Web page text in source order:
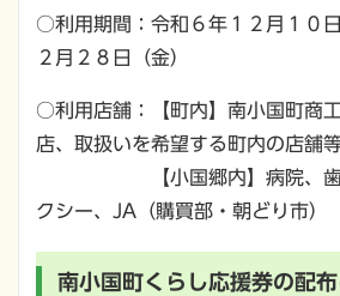
○利用期間：令和６年１２月１０
２月２８日（金）
○利用店舗：【町内】南小国町商
店、取扱いを希望する町内の店舗
【小国郷内】病院、歯科
クシー、JA（購買部・朝どり市）
南小国町くらし応援券の配